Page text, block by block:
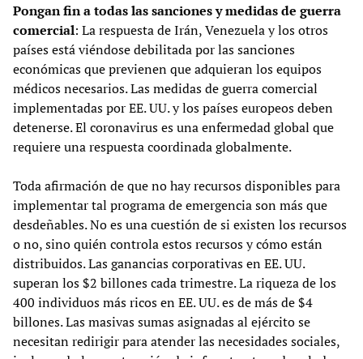
Pongan fin a todas las sanciones y medidas de guerra
comercial: La respuesta de Irán, Venezuela y los otros
países está viéndose debilitada por las sanciones
económicas que previenen que adquieran los equipos
médicos necesarios. Las medidas de guerra comercial
implementadas por EE. UU. y los países europeos deben
detenerse. El coronavirus es una enfermedad global que
requiere una respuesta coordinada globalmente.
Toda afirmación de que no hay recursos disponibles para
implementar tal programa de emergencia son más que
desdeñables. No es una cuestión de si existen los recursos
o no, sino quién controla estos recursos y cómo están
distribuidos. Las ganancias corporativas en EE. UU.
superan los $2 billones cada trimestre. La riqueza de los
400 individuos más ricos en EE. UU. es de más de $4
billones. Las masivas sumas asignadas al ejército se
necesitan redirigir para atender las necesidades sociales,